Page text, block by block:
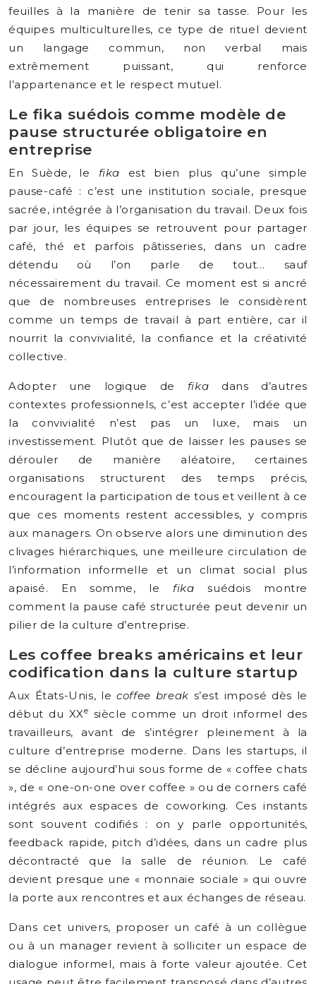
feuilles à la manière de tenir sa tasse. Pour les
équipes multiculturelles, ce type de rituel devient
un langage commun, non verbal mais
extrêmement puissant, qui renforce
l’appartenance et le respect mutuel.
Le fika suédois comme modèle de
pause structurée obligatoire en
entreprise
En Suède, le fika est bien plus qu’une simple
pause-café : c’est une institution sociale, presque
sacrée, intégrée à l’organisation du travail. Deux fois
par jour, les équipes se retrouvent pour partager
café, thé et parfois pâtisseries, dans un cadre
détendu où l’on parle de tout… sauf
nécessairement du travail. Ce moment est si ancré
que de nombreuses entreprises le considèrent
comme un temps de travail à part entière, car il
nourrit la convivialité, la confiance et la créativité
collective.
Adopter une logique de fika dans d’autres
contextes professionnels, c’est accepter l’idée que
la convivialité n’est pas un luxe, mais un
investissement. Plutôt que de laisser les pauses se
dérouler de manière aléatoire, certaines
organisations structurent des temps précis,
encouragent la participation de tous et veillent à ce
que ces moments restent accessibles, y compris
aux managers. On observe alors une diminution des
clivages hiérarchiques, une meilleure circulation de
l’information informelle et un climat social plus
apaisé. En somme, le fika suédois montre
comment la pause café structurée peut devenir un
pilier de la culture d’entreprise.
Les coffee breaks américains et leur
codification dans la culture startup
Aux États-Unis, lecoffee break s’est imposé dès le
début du XXe siècle comme un droit informel des
travailleurs, avant de s’intégrer pleinement à la
culture d’entreprise moderne. Dans les startups, il
se décline aujourd’hui sous forme de « coffee chats
», de « one-on-one over coffee » ou de corners café
intégrés aux espaces de coworking. Ces instants
sont souvent codifiés : on y parle opportunités,
feedback rapide, pitch d’idées, dans un cadre plus
décontracté que la salle de réunion. Le café
devient presque une « monnaie sociale » qui ouvre
la porte aux rencontres et aux échanges de réseau.
Dans cet univers, proposer un café à un collègue
ou à un manager revient à solliciter un espace de
dialogue informel, mais à forte valeur ajoutée. Cet